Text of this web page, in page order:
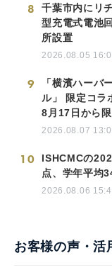
8
千葉市内にリ
型充電式電池
所設置
2026.08.05
9
「横濱ハーバ
ル」 限定コ
8月17日から
2026.08.07
10
ISHCMCの
点、学年平均
2026.08.06
お客様の声・活